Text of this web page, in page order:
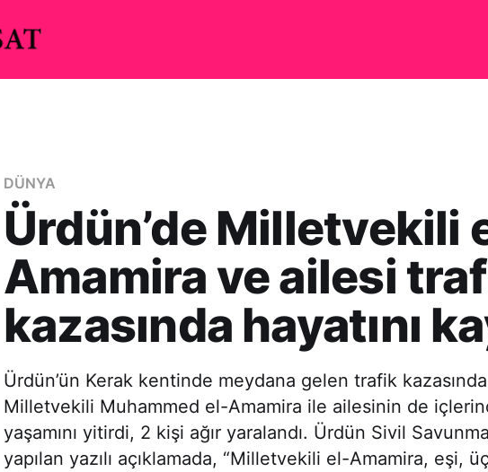
DÜNYA
Ürdün’de Milletvekili
Amamira ve ailesi
kazasında hayatını
Ürdün’ün Kerak kentinde meydana gelen trafik
Milletvekili Muhammed el-Amamira ile ailesinin de
yaşamını yitirdi, 2 kişi ağır yaralandı. Ürdün Sivil
yapılan yazılı açıklamada, “Milletvekili el-Amamira, eşi,